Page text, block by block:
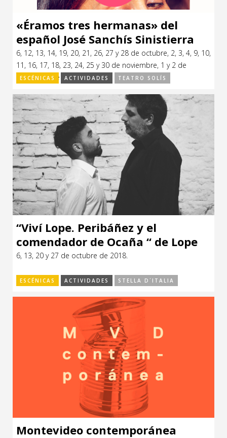
«Éramos tres hermanas» del
español José Sanchís Sinistierra
en la Comedia Nacional
6, 12, 13, 14, 19, 20, 21, 26, 27 y 28 de octubre, 2, 3, 4, 9, 10,
11, 16, 17, 18, 23, 24, 25 y 30 de noviembre, 1 y 2 de
diciembre de 2018.
ESCÉNICAS ACTIVIDADES TEATRO SOLÍS
“Viví Lope. Peribáñez y el
comendador de Ocaña “ de Lope
de Vega
6, 13, 20 y 27 de octubre de 2018.
ESCÉNICAS ACTIVIDADES STELLA D´ITALIA
Montevideo contemporánea